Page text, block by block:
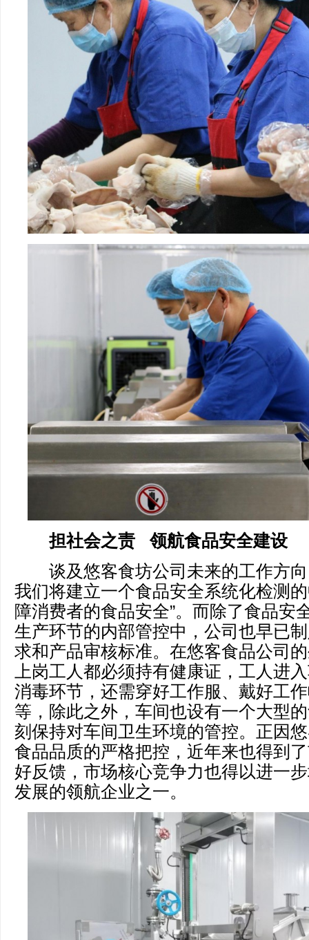
担社会之责
领航食品安全建设
谈及悠客食坊公司未来的工作方向
我们将建立一个食品安全系统化检测
障消费者的食品安全”。而除了食品安
生产环节的内部管控中，公司也早已
求和产品审核标准。在悠客食品公司
上岗工人都必须持有健康证，工人进
消毒环节，还需穿好工作服、戴好工
等，除此之外，车间也设有一个大型
刻保持对车间卫生环境的管控。正因
食品品质的严格把控，近年来也得到
好反馈，市场核心竞争力也得以进一
发展的领航企业之一。